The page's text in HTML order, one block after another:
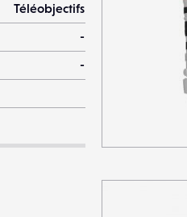
Téléobjectifs
-
-